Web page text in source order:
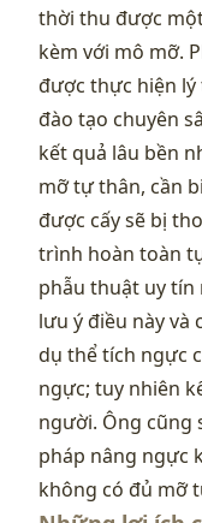
thời thu được
kèm với mô mỡ.
được thực hiện
đào tạo chuyên
kết quả lâu bền
mỡ tự thân, cần
được cấy sẽ bị
trình hoàn toàn
phẫu thuật uy tín
lưu ý điều này và
dụ thể tích ngực
ngực; tuy nhiên
người. Ông cũng
pháp nâng ngực
không có đủ mỡ